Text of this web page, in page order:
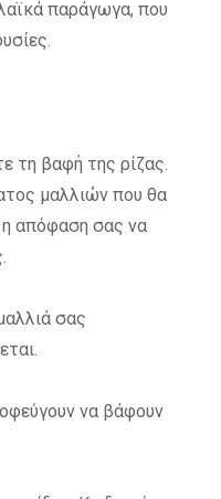
παράγωγα, που
τη βαφή της ρίζας.
μαλλιών που θα
η απόφαση σας να
σας
να βάφουν